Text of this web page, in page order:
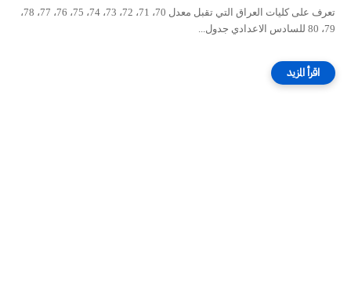
تعرف على كليات العراق التي تقبل معدل 70، 71، 72، 73، 74، 75، 76، 77، 78،
79، 80 للسادس الاعدادي جدول...